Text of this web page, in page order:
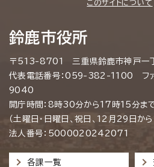
このサイトについて
鈴鹿市役所
〒513-8701 三重県鈴鹿市神戸一
代表電話番号：059-382-1100 フ
9040
開庁時間：8時30分から17時15分ま
（土曜日・日曜日、祝日、12月29日か
法人番号：5000020242071
各課一覧